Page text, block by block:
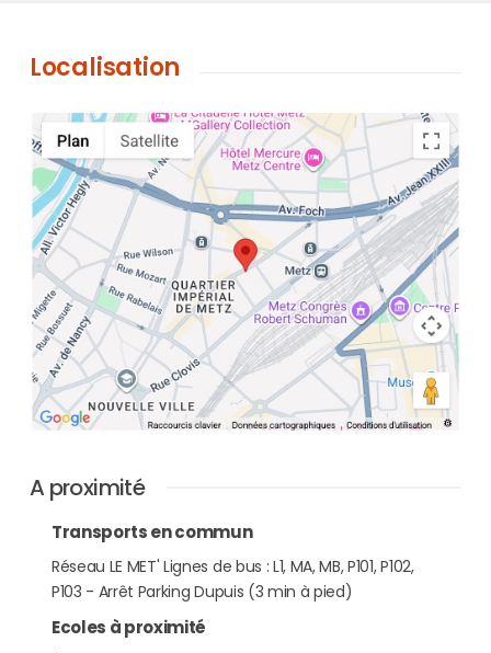
Localisation
A proximité
Transports en commun
Réseau LE MET' Lignes de bus : L1, MA, MB, P101, P102,
P103 - Arrêt Parking Dupuis (3 min à pied)
Ecoles à proximité